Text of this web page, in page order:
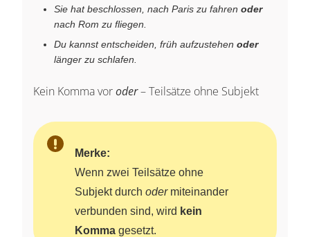
Sie hat beschlossen, nach Paris zu fahren oder
nach Rom zu fliegen.
Du kannst entscheiden, früh aufzustehen oder
länger zu schlafen.
Kein Komma voroder– Teilsätze ohne Subjekt
Merke:
Wenn zwei Teilsätze ohne
Subjekt durch odermiteinander
verbunden sind, wird kein
Komma gesetzt.